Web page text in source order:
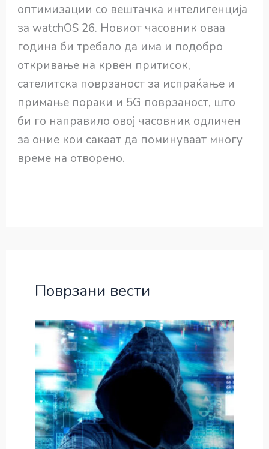
оптимизации со вештачка интелигенција
за watchOS 26. Новиот часовник оваа
година би требало да има и подобро
откривање на крвен притисок,
сателитска поврзаност за испраќање и
примање пораки и 5G поврзаност, што
би го направило овој часовник одличен
за оние кои сакаат да поминуваат многу
време на отворено.
Поврзани вести